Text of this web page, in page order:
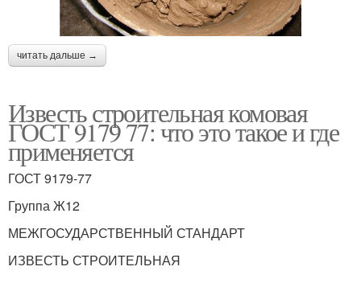
читать дальше →
Известь строительная комовая
ГОСТ 9179 77: что это такое и где
применяется
ГОСТ 9179-77
Группа Ж12
МЕЖГОСУДАРСТВЕННЫЙ СТАНДАРТ
ИЗВЕСТЬ СТРОИТЕЛЬНАЯ